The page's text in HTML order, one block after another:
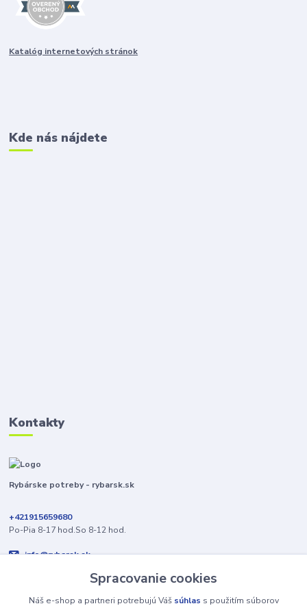
Katalóg internetových stránok
Kde nás nájdete
Kontakty
Rybárske potreby - rybarsk.sk
+421915659680
Po-Pia 8-17 hod.So 8-12 hod.
info@rybarsk.sk
Spracovanie cookies
Náš e-shop a partneri potrebujú Váš súhlas s použitím súborov